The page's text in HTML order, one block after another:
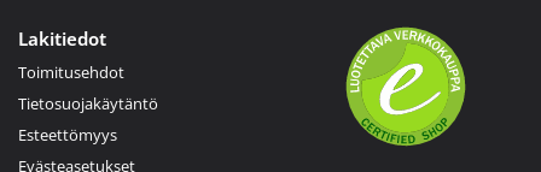
Lakitiedot
Toimitusehdot
Tietosuojakäytäntö
Esteettömyys
Evästeasetukset